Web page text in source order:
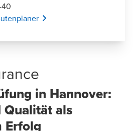
40
Opens In A New Window/tab
in Hannover:
Qualität als
Erfolg